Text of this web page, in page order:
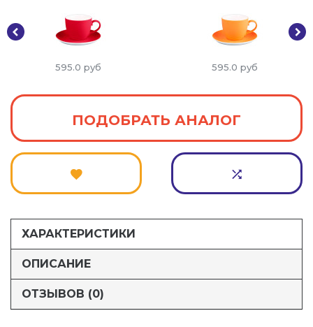
595.0 руб 595.0 руб
ПОДОБРАТЬ АНАЛОГ
ХАРАКТЕРИСТИКИ
ОПИСАНИЕ
ОТЗЫВОВ (0)